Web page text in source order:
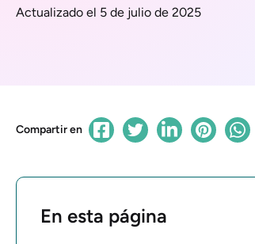
Actualizado el 5 de julio de 2025
Compartir en
En esta página